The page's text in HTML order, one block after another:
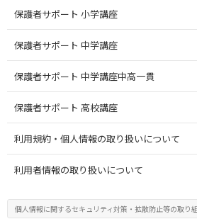
保護者サポート 小学講座
保護者サポート 中学講座
保護者サポート 中学講座中高一貫
保護者サポート 高校講座
利用規約・個人情報の取り扱いについて
利用者情報の取り扱いについて
個人情報に関するセキュリティ対策・ 拡散防止等の取り